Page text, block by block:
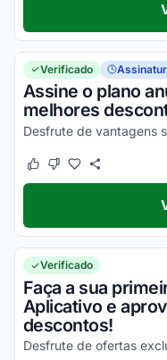
Verificado
Assine o plano
melhores
Este cupom funcionou
Este cupom não
Verificado
Faça a sua
Aplicativo e
descontos!